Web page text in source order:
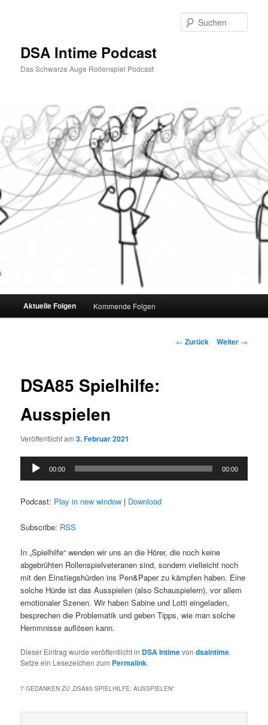
DSA Intime Podcast
Das Schwarze Auge Rollenspiel Podcast
Aktuelle Folgen Kommende Folgen
Beitrags-
← Zurück Weiter →
DSA85 Spielhilfe:
Ausspielen
Veröffentlicht am3. Februar 2021
Audio-
Player
00:00 00:00
Podcast: Play in new window | Download
Subscribe: RSS
In „Spielhilfe“ wenden wir uns an die Hörer, die noch keine
abgebrühten Rollenspielveteranen sind, sondern vielleicht noch
mit den Einstiegshürden ins Pen&Paper zu kämpfen haben. Eine
solche Hürde ist das Ausspielen (also Schauspielern), vor allem
emotionaler Szenen. Wir haben Sabine und Lotti eingeladen,
besprechen die Problematik und geben Tipps, wie man solche
Hemmnisse auflösen kann.
Dieser Eintrag wurde veröffentlicht in DSA Intimevondsaintime.
Setze ein Lesezeichen zum Permalink.
7 GEDANKEN ZU „DSA85 SPIELHILFE: AUSSPIELEN“